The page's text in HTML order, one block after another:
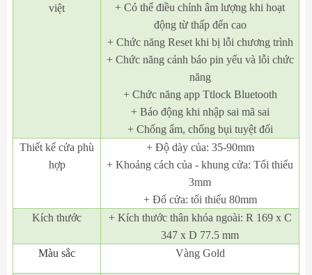
việt
+ Có thể điều chỉnh âm lượng khi hoạt
động từ thấp đến cao
+ Chức năng Reset khi bị lỗi chương trình
+ Chức năng cảnh báo pin yếu và lỗi chức
năng
+ Chức năng app Ttlock Bluetooth
+ Báo động khi nhập sai mã sai
+ Chống ẩm, chống bụi tuyệt đối
Thiết kế cửa phù
hợp
+ Độ dày của: 35-90mm
+ Khoảng cách của - khung cửa: Tối thiểu
3mm
+ Đố cửa: tối thiểu 80mm
Kích thước
+ Kích thước thân khóa ngoài: R 169 x C
347 x D 77.5 mm
Màu sắc
Vàng Gold